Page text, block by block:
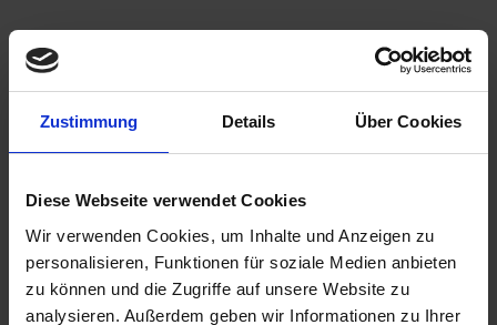
Zustimmung Details Über Cookies
Diese Webseite verwendet Cookies
Wir verwenden Cookies, um Inhalte und Anzeigen zu
personalisieren, Funktionen für soziale Medien anbieten
zu können und die Zugriffe auf unsere Website zu
analysieren. Außerdem geben wir Informationen zu Ihrer